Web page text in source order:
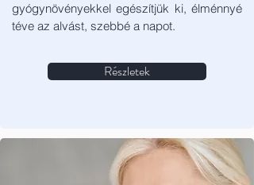
gyógynövényekkel egészítjük ki, élménnyé
téve az alvást, szebbé a napot.
Részletek